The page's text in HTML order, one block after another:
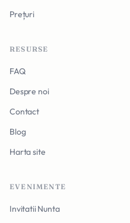
Prețuri
RESURSE
FAQ
Despre noi
Contact
Blog
Harta site
EVENIMENTE
Invitatii Nunta